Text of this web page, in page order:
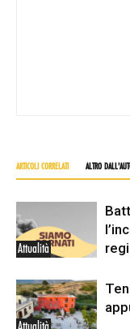
ARTICOLI CORRELATI ALTRO
Attualità